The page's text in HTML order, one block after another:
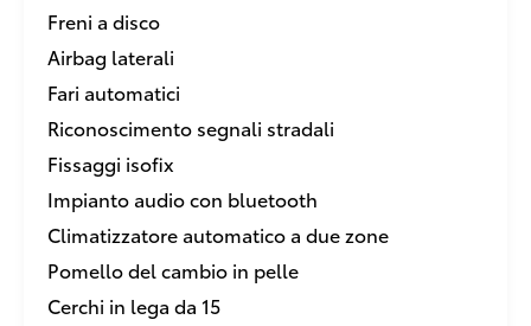
Freni a disco
Airbag laterali
Fari automatici
Riconoscimento segnali stradali
Fissaggi isofix
Impianto audio con bluetooth
Climatizzatore automatico a due zone
Pomello del cambio in pelle
Cerchi in lega da 15